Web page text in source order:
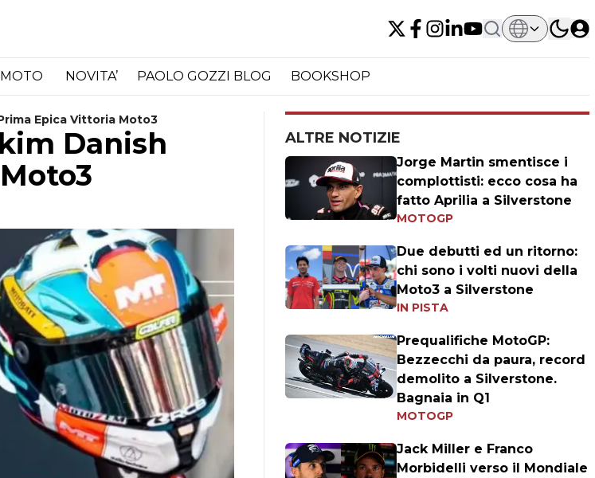
NOVITA’ PAOLO GOZZI BLOG BOOKSHOP
Epica Vittoria Moto3
Danish
ALTRE NOTIZIE
Jorge Martin smentisce i
complottisti: ecco cosa ha
fatto Aprilia a Silverstone
MOTOGP
Due debutti ed un ritorno:
chi sono i volti nuovi della
Moto3 a Silverstone
IN PISTA
Prequalifiche MotoGP:
Bezzecchi da paura, record
demolito a Silverstone.
Bagnaia in Q1
MOTOGP
Jack Miller e Franco
Morbidelli verso il Mondiale